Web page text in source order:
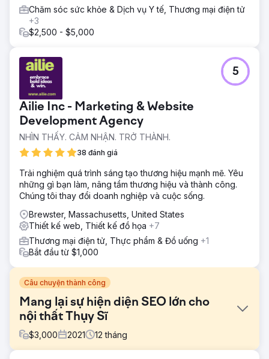
Chăm sóc sức khỏe & Dịch vụ Y tế, Thương mại điện tử
+3
$2,500 - $5,000
Ailie Inc - Marketing & Website
Development Agency
NHÌN THẤY. CẢM NHẬN. TRỞ THÀNH.
38 đánh giá
5
Trải nghiệm quá trình sáng tạo thương hiệu mạnh mẽ. Yêu
những gì bạn làm, nâng tầm thương hiệu và thành công.
Chúng tôi thay đổi doanh nghiệp và cuộc sống.
Brewster, Massachusetts, United States
Thiết kế web, Thiết kế đồ họa +7
Thương mại điện tử, Thực phẩm & Đồ uống +1
Bắt đầu từ $1,000
Câu chuyện thành công
Mang lại sự hiện diện SEO lớn cho
nội thất Thụy Sĩ
$3,000 2021 12 tháng